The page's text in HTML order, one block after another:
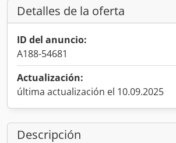
Detalles de la oferta
ID del anuncio:
A188-54681
Actualización:
última actualización el 10.09.2025
Descripción